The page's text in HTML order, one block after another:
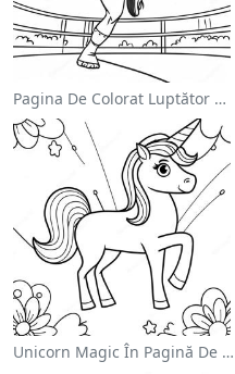
Pagina De Colorat Luptător Wwe Sărind Pe Inamic
Unicorn Magic În Pagină De Colorat Cu Curcubeu